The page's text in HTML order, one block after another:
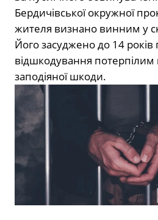
Бердичівської окружної
жителя визнано винним у
Його засуджено до 14 років
відшкодування потерпілим
заподіяної шкоди.